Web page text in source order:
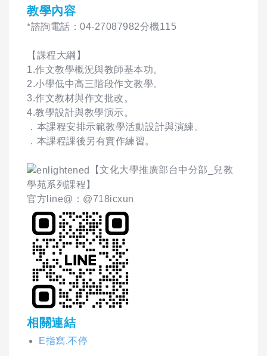
教學內容
*諮詢電話：04-27087982分機115
【課程大綱】
1.作文教學概況與教師基本功。
2.小學低中高三階段作文教學。
3.作文教材與作文批改。
4.教學設計與教學演示。
．本課程安排示範教學活動設計與演練。
．本課程課後另有實作練習。
【文化大學推廣部台中分部_兒教
學苑系列課程】
官方line@：@718icxun
相關連結
E指寫,不停